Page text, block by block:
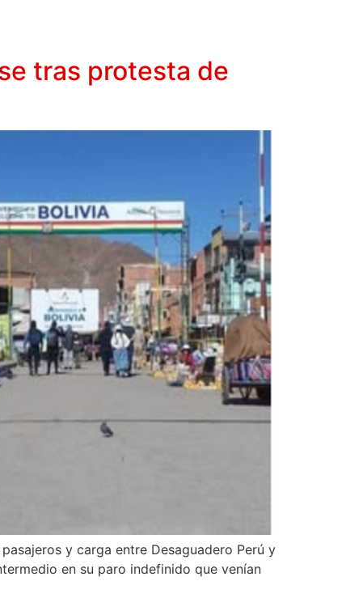
tras protesta de
y carga entre Desaguadero Perú y
en su paro indefinido que venían